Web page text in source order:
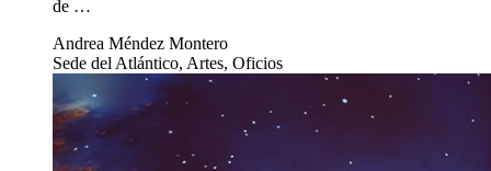
de …
Andrea Méndez Montero
Sede del Atlántico, Artes, Oficios